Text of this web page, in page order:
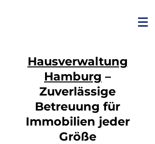
Hausverwaltung
Hamburg –
Zuverlässige
Betreuung für
Immobilien jeder
Größe